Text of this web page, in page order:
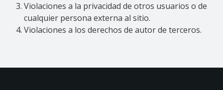
Violaciones a la privacidad de otros usuarios o de
cualquier persona externa al sitio.
Violaciones a los derechos de autor de terceros.